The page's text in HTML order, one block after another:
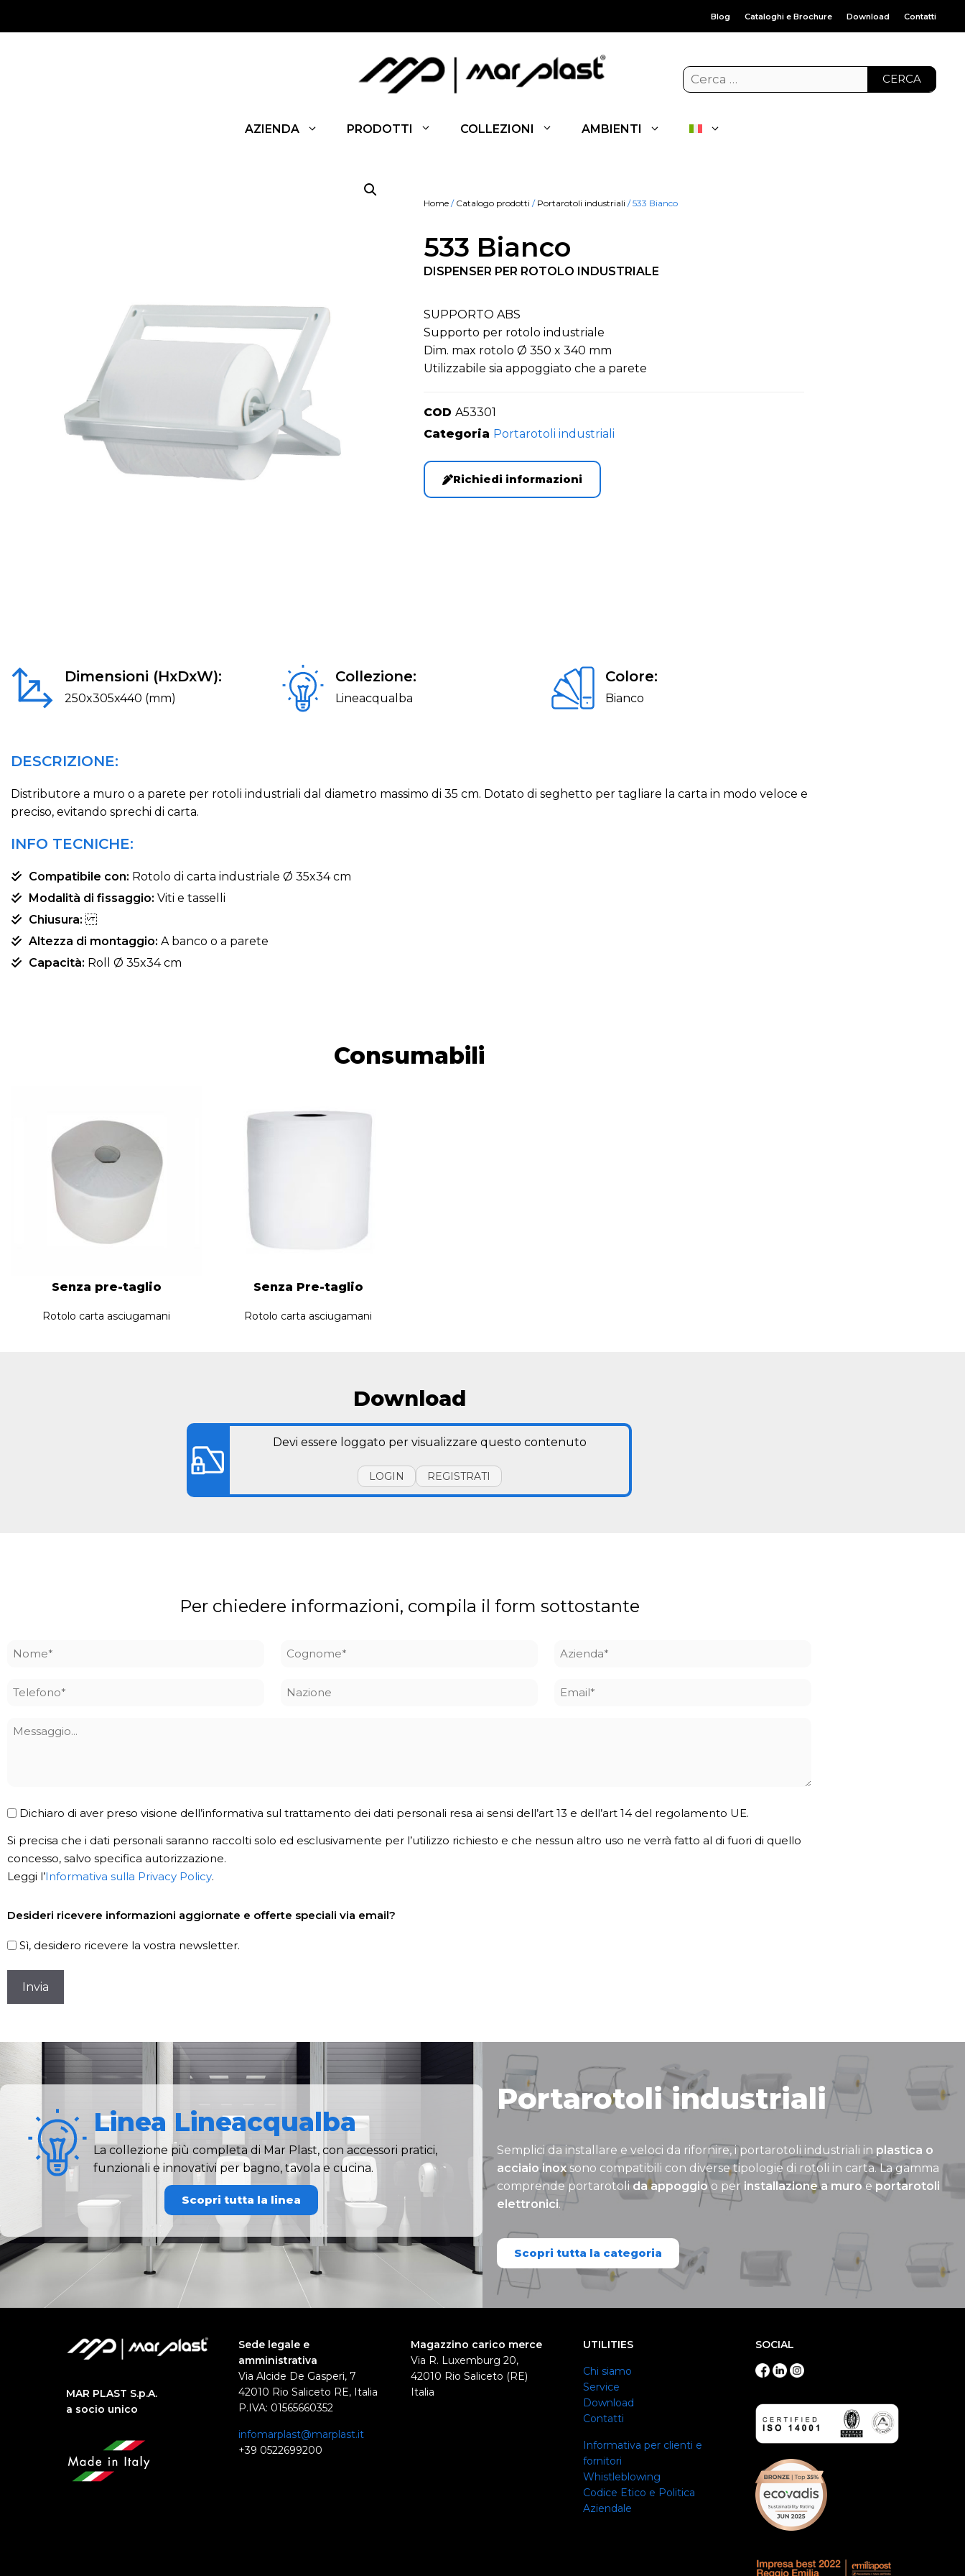
Blog Cataloghi e Brochure Download Contatti
CERCA
AZIENDA PRODOTTI COLLEZIONI AMBIENTI
Home / Catalogo prodotti / Portarotoli industriali / 533 Bianco
533 Bianco
DISPENSER PER ROTOLO INDUSTRIALE
SUPPORTO ABS
Supporto per rotolo industriale
Dim. max rotolo Ø 350 x 340 mm
Utilizzabile sia appoggiato che a parete
COD A53301
Categoria Portarotoli industriali
Richiedi informazioni
Dimensioni (HxDxW):
250x305x440 (mm)
Collezione:
Lineacqualba
Colore:
Bianco
DESCRIZIONE:
Distributore a muro o a parete per rotoli industriali dal diametro massimo di 35 cm. Dotato di seghetto per tagliare la carta in modo veloce e
preciso, evitando sprechi di carta.
INFO TECNICHE:
Compatibile con: Rotolo di carta industriale Ø 35x34 cm
Modalità di fissaggio: Viti e tasselli
Chiusura:
Altezza di montaggio: A banco o a parete
Capacità: Roll Ø 35x34 cm
Consumabili
Senza pre-taglio
Rotolo carta asciugamani
Senza Pre-taglio
Rotolo carta asciugamani
Download
Devi essere loggato per visualizzare questo contenuto
LOGIN REGISTRATI
Per chiedere informazioni, compila il form sottostante
Nome Cognome Azienda
Telefono Nazione Email
Messaggio
Privacy
*
Dichiaro di aver preso visione dell’informativa sul trattamento dei dati personali resa ai sensi dell’art 13 e dell’art 14 del regolamento UE.
Si precisa che i dati personali saranno raccolti solo ed esclusivamente per l’utilizzo richiesto e che nessun altro uso ne verrà fatto al di fuori di quello
concesso, salvo specifica autorizzazione.
Leggi l’Informativa sulla Privacy Policy.
Desideri ricevere informazioni aggiornate e offerte speciali via email?
Sì, desidero ricevere la vostra newsletter.
CAPTCHA
Linea Lineacqualba
La collezione più completa di Mar Plast, con accessori pratici,
funzionali e innovativi per bagno, tavola e cucina.
Scopri tutta la linea
Portarotoli industriali
Semplici da installare e veloci da rifornire, i portarotoli industriali in plastica o
acciaio inox sono compatibili con diverse tipologie di rotoli in carta. La gamma
comprende portarotoli da appoggioo per installazione a muro e portarotoli
elettronici.
Scopri tutta la categoria
MAR PLAST S.p.A.
a socio unico
Sede legale e
amministrativa
Via Alcide De Gasperi, 7
42010 Rio Saliceto RE, Italia
P.IVA: 01565660352
infomarplast@marplast.it
+39 0522699200
Magazzino carico merce
Via R. Luxemburg 20,
42010 Rio Saliceto (RE)
Italia
UTILITIES
Chi siamo
Service
Download
Contatti
Informativa per clienti e
fornitori
Whistleblowing
Codice Etico e Politica
Aziendale
SOCIAL